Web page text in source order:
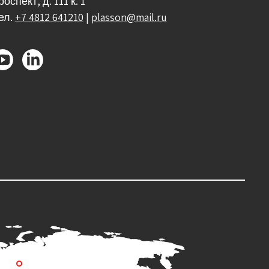
+7 4812 641210 | plasson@mail.ru